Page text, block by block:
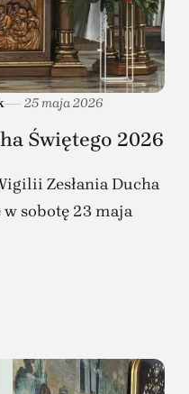
25 maja 2026
Świętego 2026
Zesłania Ducha
w sobotę 23 maja